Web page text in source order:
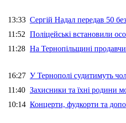
13:33 Сергій Надал передав 50
11:52 Поліцейські встановили
11:28 На Тернопільщині
16:27 У Тернополі судитимуть
11:40 Захисники та їхні родини
10:14 Концерти, фудкорти та